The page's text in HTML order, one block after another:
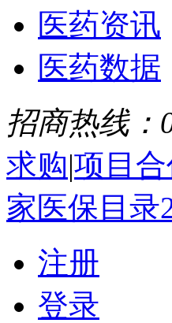
医药资讯
医药数据
招商热线：
求购|项目
家医保目录
注册
登录